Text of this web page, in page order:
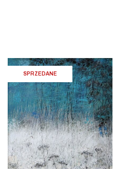
SPRZEDANE